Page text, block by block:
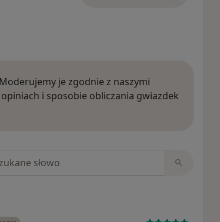
je zgodnie z naszymi
i sposobie obliczania gwiazdek